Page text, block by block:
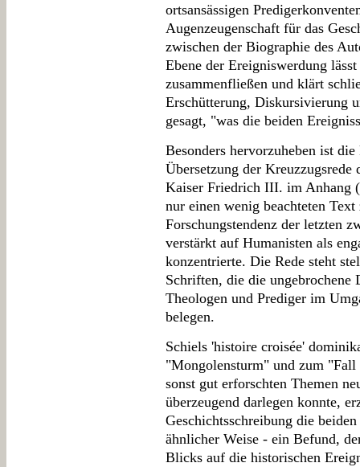
ortsansässigen
Augenzeugenschaft für das
zwischen der Biographie des
Ebene der Ereigniswerdung
zusammenfließen und klärt
Erschütterung, Diskursivierung
gesagt, "was die beiden
Besonders hervorzuheben ist
Übersetzung der Kreuzzugsrede
Kaiser Friedrich III. im Anhang
nur einen wenig beachteten
Forschungstendenz der letzten
verstärkt auf Humanisten als
konzentrierte. Die Rede steht
Schriften, die die
Theologen und Prediger im
belegen.
Schiels 'histoire croisée'
"Mongolensturm" und zum
sonst gut erforschten Themen
überzeugend darlegen konnte,
Geschichtsschreibung die
ähnlicher Weise - ein Befund,
Blicks auf die historischen